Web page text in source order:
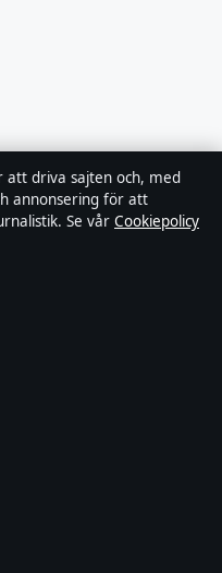
att driva sajten och, med
annonsering för att
Se vår Cookiepolicy